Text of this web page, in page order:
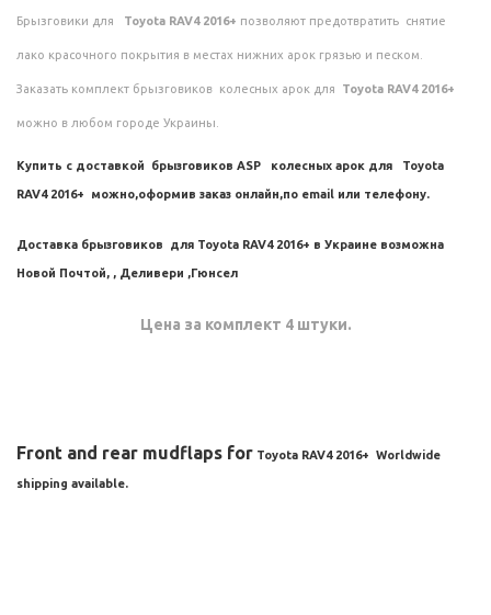
Брызговики для Toyota RAV4 2016+ позволяют предотвратить снятие
лако красочного покрытия в местах нижних арок грязью и песком.
Заказать комплект брызговиков колесных арок для Toyota RAV4 2016+
можно в любом городе Украины.
Купить с доставкой брызговиков ASP колесных арок для Toyota
RAV4 2016+ можно,оформив заказ онлайн,по email или телефону.
Доставка брызговиков для Toyota RAV4 2016+ в Украине возможна
Новой Почтой, , Деливери ,Гюнсел
Цена за комплект 4 штуки.
Front and rear mudflaps for Toyota RAV4 2016+ Worldwide
shipping available.